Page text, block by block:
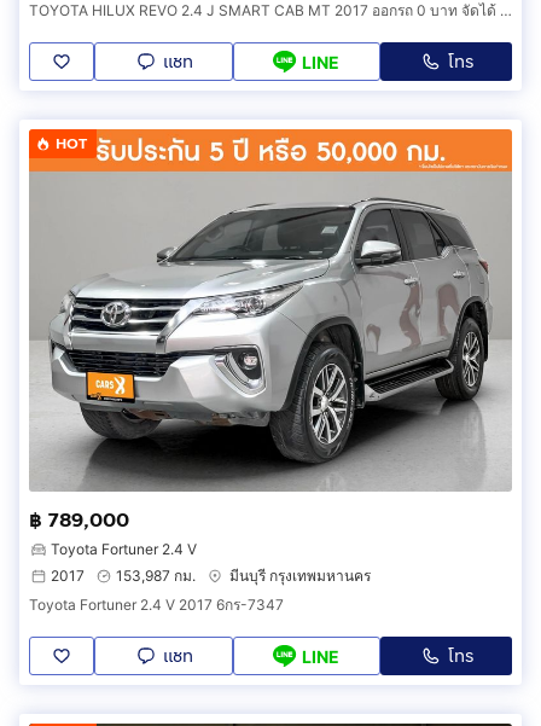
TOYOTA HILUX REVO 2.4 J SMART CAB MT 2017 ออกรถ 0 บาท จัดได้ 339,000 บ. รหัสรถ 1F778
แชท LINE โทร
HOT
฿ 789,000
Toyota Fortuner 2.4 V
2017
153,987 กม.
มีนบุรี กรุงเทพมหานคร
Toyota Fortuner 2.4 V 2017 6กร-7347
แชท LINE โทร